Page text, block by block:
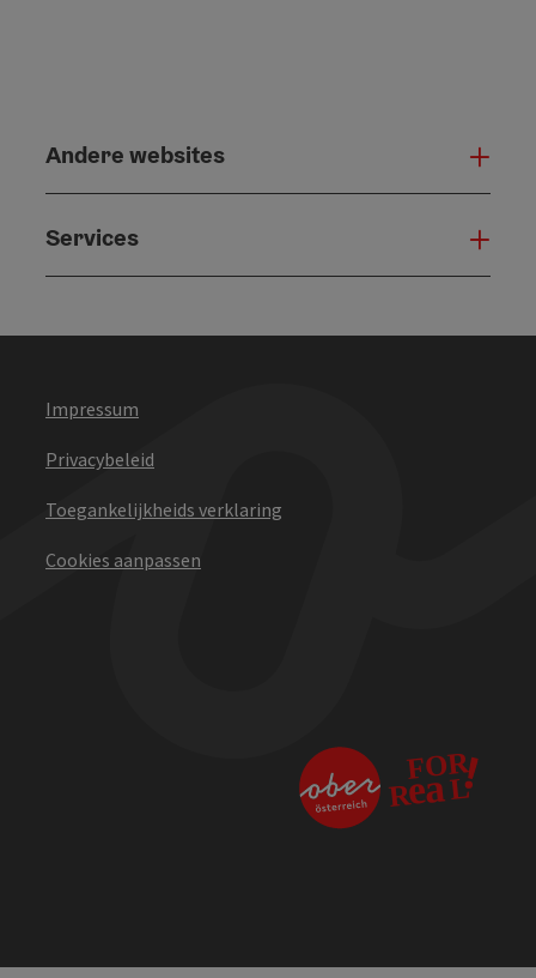
Andere websites
Services
Impressum
Privacybeleid
Toegankelijkheids verklaring
Cookies aanpassen